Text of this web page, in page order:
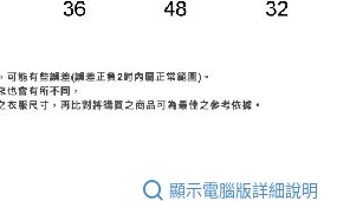
顯示電腦版詳細說明